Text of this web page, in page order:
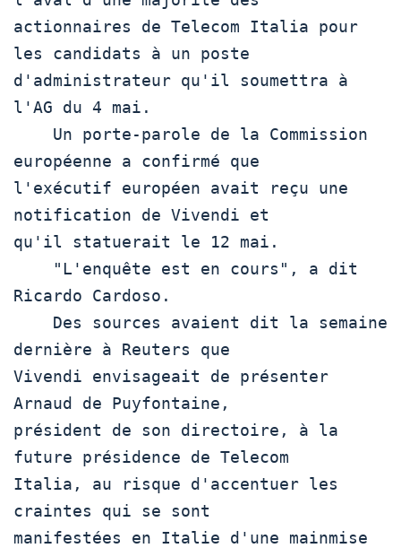
actionnaires de Telecom Italia pour
les candidats à un poste
d'administrateur qu'il soumettra à
l'AG du 4 mai.
européenne a confirmé que
l'exécutif européen avait reçu une
notification de Vivendi et
qu'il statuerait le 12 mai.
Ricardo Cardoso.
dernière à Reuters que
Vivendi envisageait de présenter
Arnaud de Puyfontaine,
président de son directoire, à la
future présidence de Telecom
Italia, au risque d'accentuer les
craintes qui se sont
manifestées en Italie d'une mainmise